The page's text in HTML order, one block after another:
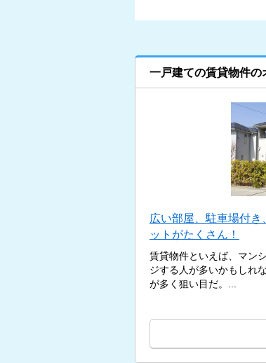
一戸建ての賃貸物件の
広い部屋、駐車場付
ットがたくさん！
賃貸物件といえば、マン
ジする人が多いかもしれ
が多く狙い目だ。...